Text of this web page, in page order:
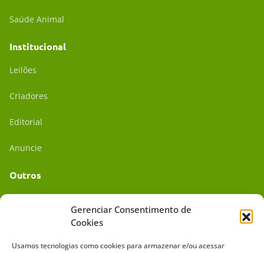
Gerenciar Consentimento de
Cookies
Usamos tecnologias como cookies para armazenar e/ou acessar
Saúde Animal
Institucional
Leilões
Criadores
Editorial
Anuncie
Outros
Mídia Kit